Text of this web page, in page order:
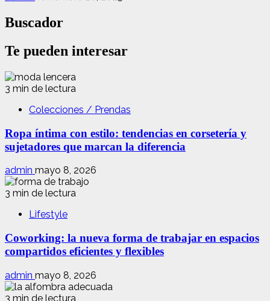
Buscador
Te pueden interesar
3 min de lectura
Colecciones / Prendas
Ropa íntima con estilo: tendencias en corsetería y
sujetadores que marcan la diferencia
admin mayo 8, 2026
3 min de lectura
Lifestyle
Coworking: la nueva forma de trabajar en espacios
compartidos eficientes y flexibles
admin mayo 8, 2026
3 min de lectura